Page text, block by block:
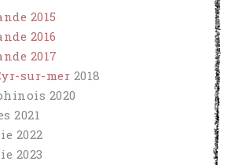
2015
2016
2017
sur-mer 2018
2020
2021
2022
2023